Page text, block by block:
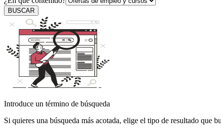
BUSCAR
Introduce un término de búsqueda
Si quieres una búsqueda más acotada, elige el tipo de resultado que